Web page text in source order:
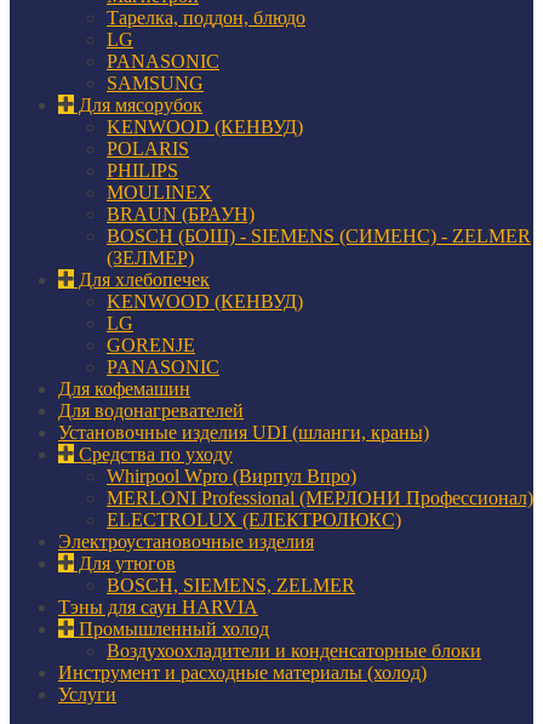
Тарелка, поддон, блюдо
LG
PANASONIC
SAMSUNG
Для мясорубок
KENWOOD (КЕНВУД)
POLARIS
PHILIPS
MOULINEX
BRAUN (БРАУН)
BOSCH (БОШ) - SIEMENS (СИМЕНС) - ZELMER
(ЗЕЛМЕР)
Для хлебопечек
KENWOOD (КЕНВУД)
LG
GORENJE
PANASONIC
Для кофемашин
Для водонагревателей
Установочные изделия UDI (шланги, краны)
Средства по уходу
Whirpool Wpro (Вирпул Впро)
MERLONI Professional (МЕРЛОНИ Профессионал)
ELECTROLUX (ЕЛЕКТРОЛЮКС)
Электроустановочные изделия
Для утюгов
BOSCH, SIEMENS, ZELMER
Тэны для саун HARVIA
Промышленный холод
Воздухоохладители и конденсаторные блоки
Инструмент и расходные материалы (холод)
Услуги